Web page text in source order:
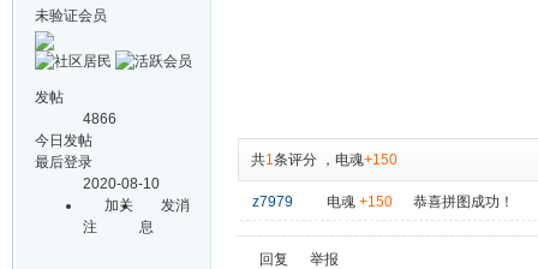
未验证会员
发帖
4866
今日发帖
最后登录
2020-08-10
加关
注
发消
息
共1条评分 ， 电魂+150
z7979 电魂 +150 恭喜拼图成功！
回复 举报